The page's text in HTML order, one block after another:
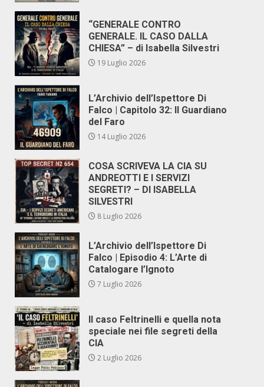
“GENERALE CONTRO
GENERALE. IL CASO DALLA
CHIESA” – di Isabella Silvestri
19 Luglio 2026
L’Archivio dell’Ispettore Di
Falco | Capitolo 32: Il Guardiano
del Faro
14 Luglio 2026
COSA SCRIVEVA LA CIA SU
ANDREOTTI E I SERVIZI
SEGRETI? – DI ISABELLA
SILVESTRI
8 Luglio 2026
L’Archivio dell’Ispettore Di
Falco | Episodio 4: L’Arte di
Catalogare l’Ignoto
7 Luglio 2026
Il caso Feltrinelli e quella nota
speciale nei file segreti della
CIA
2 Luglio 2026